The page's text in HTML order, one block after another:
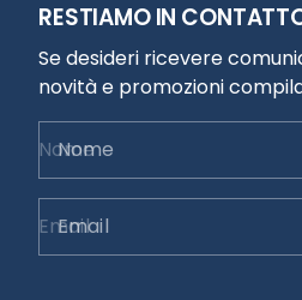
RESTIAMO IN
Se desideri ricevere
novità e promozioni
Nome
Email